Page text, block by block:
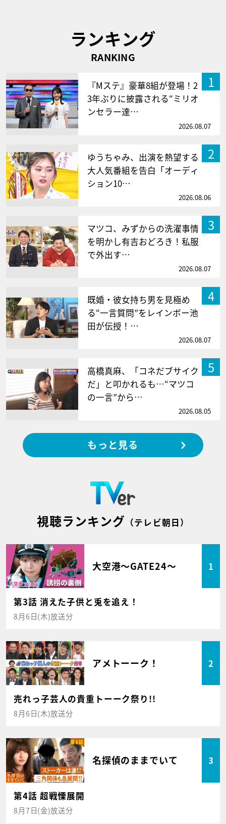
ランキング
RANKING
1
『Mステ』豪華8組が登場！2
3年ぶりに披露される“ミリオ
ンセラー達…
2026.08.07
2
ゆうちゃみ、出演を熱望する
大人気番組を告白「オーディ
ション10…
2026.08.06
3
マツコ、みずからの洗濯事情
を明かし有吉おどろき！私服
で外出す…
2026.08.07
4
既婚・彼女持ち男を見極め
る“一言質問”をレインボー池
田が伝授！…
2026.08.07
5
高橋真麻、「コネだブサイク
だ」と叩かれるも…“マツコ
の一言”から…
2026.08.05
もっと見る
視聴ランキング （テレビ朝日）
大空港～GATE24～ 1
第3話 消えた子供と兎を追え！
8月6日(木)放送分
アメトーーク！ 2
売れっ子芸人の貴重トーーク祭り!!
8月6日(木)放送分
名探偵のままでいて 3
第4話 超戦慄展開
8月7日(金)放送分